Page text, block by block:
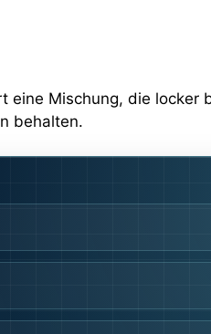
eine Mischung, die locker
behalten.